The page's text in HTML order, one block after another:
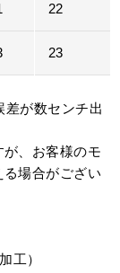
22
23
が数センチ出
、お客様のモ
場合がござい
工）